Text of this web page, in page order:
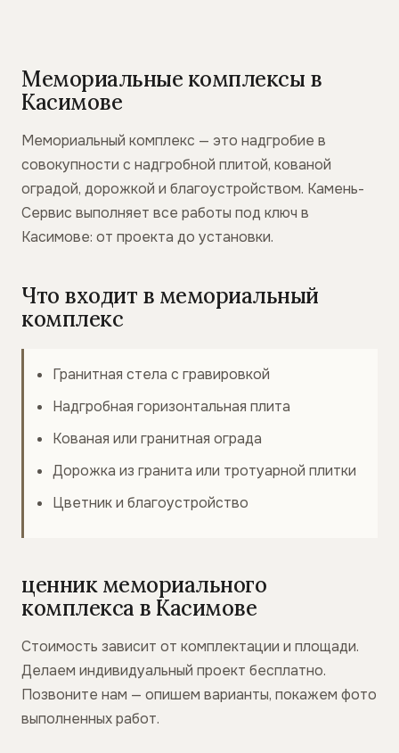
Мемориальные комплексы в
Касимове
Мемориальный комплекс — это надгробие в
совокупности с надгробной плитой, кованой
оградой, дорожкой и благоустройством. Камень-
Сервис выполняет все работы под ключ в
Касимове: от проекта до установки.
Что входит в мемориальный
комплекс
Гранитная стела с гравировкой
Надгробная горизонтальная плита
Кованая или гранитная ограда
Дорожка из гранита или тротуарной плитки
Цветник и благоустройство
ценник мемориального
комплекса в Касимове
Стоимость зависит от комплектации и площади.
Делаем индивидуальный проект бесплатно.
Позвоните нам — опишем варианты, покажем фото
выполненных работ.